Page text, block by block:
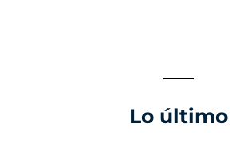
Lo último